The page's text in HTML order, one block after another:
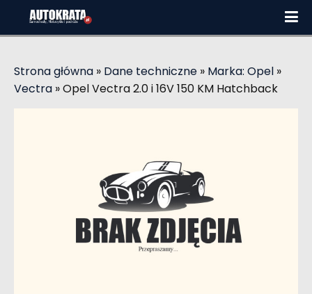
Strona główna » Dane techniczne » Marka: Opel »
Vectra »Opel Vectra 2.0 i 16V 150 KM Hatchback